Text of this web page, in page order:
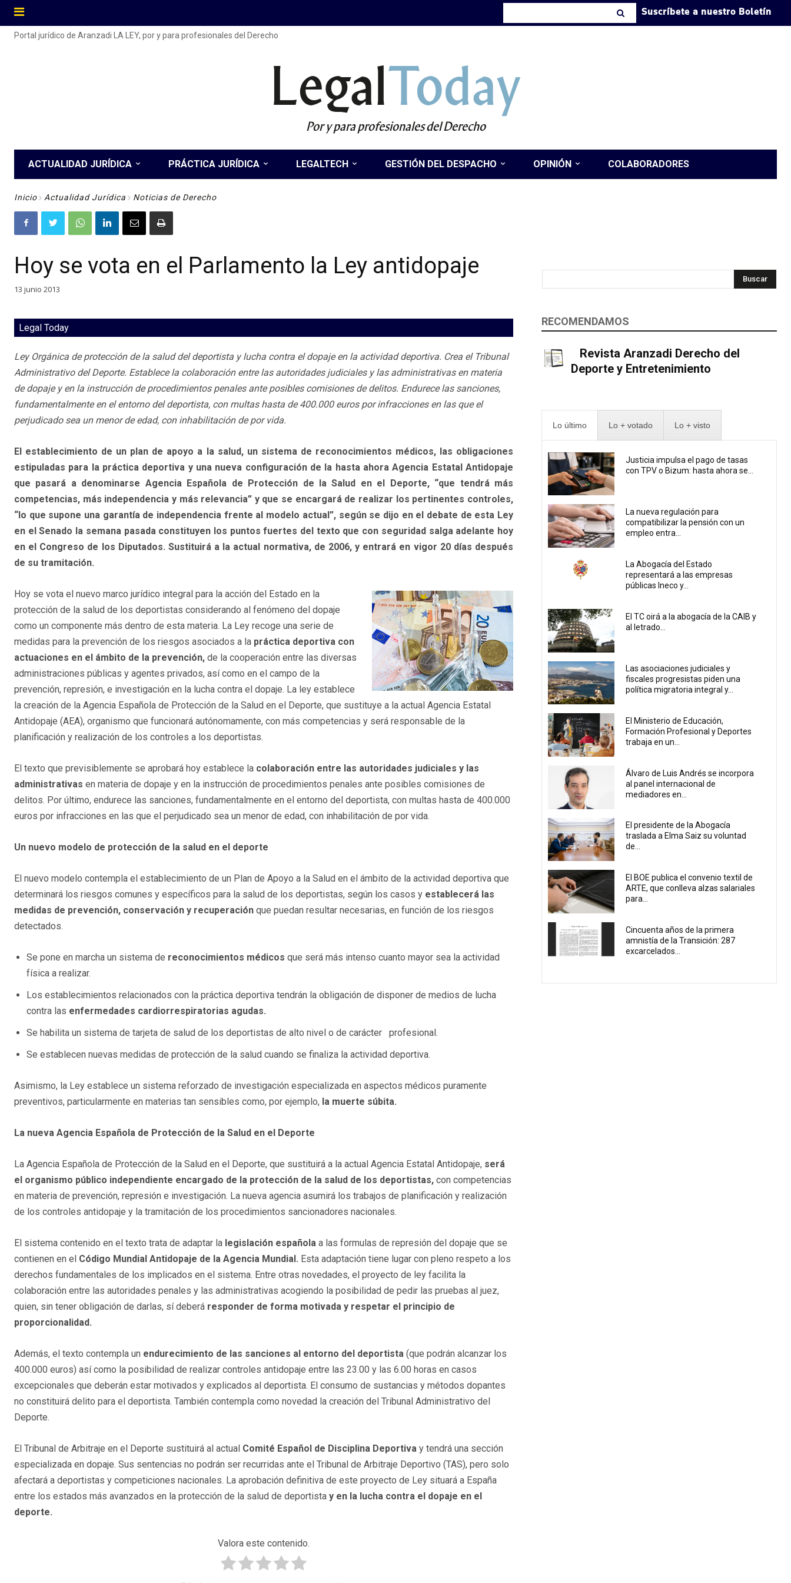
Suscríbete a nuestro Boletín
Portal jurídico de Aranzadi LA LEY, por y para profesionales del Derecho
LegalToday
Por y para profesionales del Derecho
ACTUALIDAD JURÍDICA PRÁCTICA JURÍDICA LEGALTECH GESTIÓN DEL DESPACHO OPINIÓN COLABORADORES
Inicio Actualidad Jurídica Noticias de Derecho
Hoy se vota en el Parlamento la Ley antidopaje
13 junio 2013
Legal Today
Ley Orgánica de protección de la salud del deportista y lucha contra el dopaje en la actividad deportiva. Crea el Tribunal
Administrativo del Deporte. Establece la colaboración entre las autoridades judiciales y las administrativas en materia
de dopaje y en la instrucción de procedimientos penales ante posibles comisiones de delitos. Endurece las sanciones,
fundamentalmente en el entorno del deportista, con multas hasta de 400.000 euros por infracciones en las que el
perjudicado sea un menor de edad, con inhabilitación de por vida.
El establecimiento de un plan de apoyo a la salud, un sistema de reconocimientos médicos, las obligaciones
estipuladas para la práctica deportiva y una nueva configuración de la hasta ahora Agencia Estatal Antidopaje
que pasará a denominarse Agencia Española de Protección de la Salud en el Deporte, “que tendrá más
competencias, más independencia y más relevancia” y que se encargará de realizar los pertinentes controles,
“lo que supone una garantía de independencia frente al modelo actual”, según se dijo en el debate de esta Ley
en el Senado la semana pasada constituyen los puntos fuertes del texto que con seguridad salga adelante hoy
en el Congreso de los Diputados. Sustituirá a la actual normativa, de 2006, y entrará en vigor 20 días después
de su tramitación.
Hoy se vota el nuevo marco jurídico integral para la acción del Estado en la
protección de la salud de los deportistas considerando al fenómeno del dopaje
como un componente más dentro de esta materia. La Ley recoge una serie de
medidas para la prevención de los riesgos asociados a la práctica deportiva con
actuaciones en el ámbito de la prevención, de la cooperación entre las diversas
administraciones públicas y agentes privados, así como en el campo de la
prevención, represión, e investigación en la lucha contra el dopaje. La ley establece
la creación de la Agencia Española de Protección de la Salud en el Deporte, que sustituye a la actual Agencia Estatal
Antidopaje (AEA), organismo que funcionará autónomamente, con más competencias y será responsable de la
planificación y realización de los controles a los deportistas.
El texto que previsiblemente se aprobará hoy establece la colaboración entre las autoridades judiciales y las
administrativas en materia de dopaje y en la instrucción de procedimientos penales ante posibles comisiones de
delitos. Por último, endurece las sanciones, fundamentalmente en el entorno del deportista, con multas hasta de 400.000
euros por infracciones en las que el perjudicado sea un menor de edad, con inhabilitación de por vida.
Un nuevo modelo de protección de la salud en el deporte
El nuevo modelo contempla el establecimiento de un Plan de Apoyo a la Salud en el ámbito de la actividad deportiva que
determinará los riesgos comunes y específicos para la salud de los deportistas, según los casos y establecerá las
medidas de prevención, conservación y recuperación que puedan resultar necesarias, en función de los riesgos
detectados.
Se pone en marcha un sistema de reconocimientos médicos que será más intenso cuanto mayor sea la actividad
física a realizar.
Los establecimientos relacionados con la práctica deportiva tendrán la obligación de disponer de medios de lucha
contra las enfermedades cardiorrespiratorias agudas.
Se habilita un sistema de tarjeta de salud de los deportistas de alto nivel o de carácter profesional.
Se establecen nuevas medidas de protección de la salud cuando se finaliza la actividad deportiva.
Asimismo, la Ley establece un sistema reforzado de investigación especializada en aspectos médicos puramente
preventivos, particularmente en materias tan sensibles como, por ejemplo, la muerte súbita.
La nueva Agencia Española de Protección de la Salud en el Deporte
La Agencia Española de Protección de la Salud en el Deporte, que sustituirá a la actual Agencia Estatal Antidopaje, será
el organismo público independiente encargado de la protección de la salud de los deportistas, con competencias
en materia de prevención, represión e investigación. La nueva agencia asumirá los trabajos de planificación y realización
de los controles antidopaje y la tramitación de los procedimientos sancionadores nacionales.
El sistema contenido en el texto trata de adaptar la legislación española a las formulas de represión del dopaje que se
contienen en el Código Mundial Antidopaje de la Agencia Mundial. Esta adaptación tiene lugar con pleno respeto a los
derechos fundamentales de los implicados en el sistema. Entre otras novedades, el proyecto de ley facilita la
colaboración entre las autoridades penales y las administrativas acogiendo la posibilidad de pedir las pruebas al juez,
quien, sin tener obligación de darlas, sí deberá responder de forma motivada y respetar el principio de
proporcionalidad.
Además, el texto contempla un endurecimiento de las sanciones al entorno del deportista (que podrán alcanzar los
400.000 euros) así como la posibilidad de realizar controles antidopaje entre las 23.00 y las 6.00 horas en casos
excepcionales que deberán estar motivados y explicados al deportista. El consumo de sustancias y métodos dopantes
no constituirá delito para el deportista. También contempla como novedad la creación del Tribunal Administrativo del
Deporte.
El Tribunal de Arbitraje en el Deporte sustituirá al actual Comité Español de Disciplina Deportiva y tendrá una sección
especializada en dopaje. Sus sentencias no podrán ser recurridas ante el Tribunal de Arbitraje Deportivo (TAS), pero solo
afectará a deportistas y competiciones nacionales. La aprobación definitiva de este proyecto de Ley situará a España
entre los estados más avanzados en la protección de la salud de deportista y en la lucha contra el dopaje en el
deporte.
Valora este contenido.
Buscar
RECOMENDAMOS
Revista Aranzadi Derecho del
Deporte y Entretenimiento
Lo último Lo + votado Lo + visto
Justicia impulsa el pago de tasas
con TPV o Bizum: hasta ahora se...
La nueva regulación para
compatibilizar la pensión con un
empleo entra...
La Abogacía del Estado
representará a las empresas
públicas Ineco y...
El TC oirá a la abogacía de la CAIB y
al letrado...
Las asociaciones judiciales y
fiscales progresistas piden una
política migratoria integral y...
El Ministerio de Educación,
Formación Profesional y Deportes
trabaja en un...
Álvaro de Luis Andrés se incorpora
al panel internacional de
mediadores en...
El presidente de la Abogacía
traslada a Elma Saiz su voluntad
de...
El BOE publica el convenio textil de
ARTE, que conlleva alzas salariales
para...
Cincuenta años de la primera
amnistía de la Transición: 287
excarcelados...